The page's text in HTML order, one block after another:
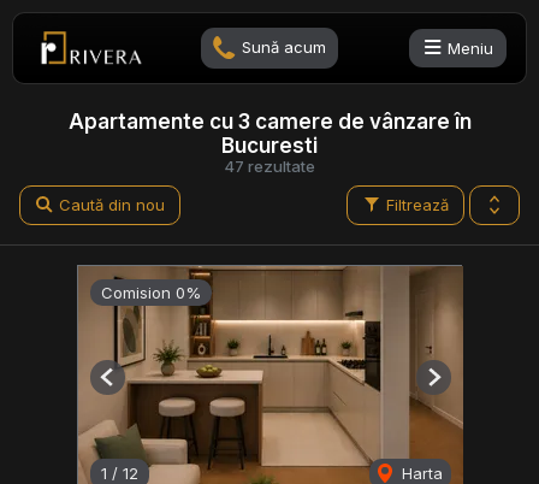
Sună acum Meniu
47 rezultate
Apartamente cu 3 camere de vânzare în
Bucuresti
Filtrează
Caută din nou
Comision 0%
1 / 12 Harta
Previous Next